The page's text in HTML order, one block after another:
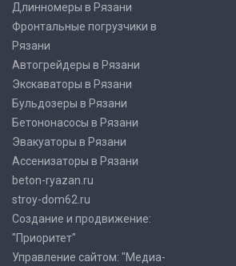
Длинномеры в Рязани
Фронтальные погрузчики в
Рязани
Автогрейдеры в Рязани
Экскаваторы в Рязани
Бульдозеры в Рязани
Бетононасосы в Рязани
Эвакуаторы в Рязани
Ассенизаторы в Рязани
beton-ryazan.ru
stroy-dom62.ru
Создание и продвижение:
"Приоритет"
Управление сайтом: "Медиа-